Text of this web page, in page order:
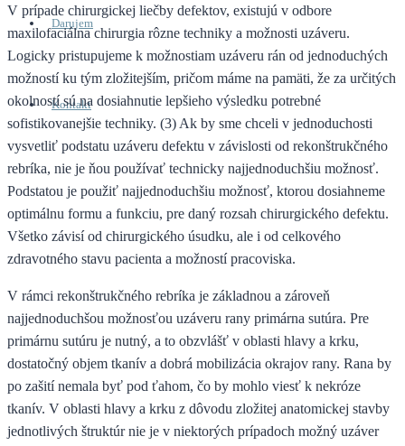
Darujem
Kontakt
V prípade chirurgickej liečby defektov, existujú v odbore
maxilofaciálna chirurgia rôzne techniky a možnosti uzáveru.
Logicky pristupujeme k možnostiam uzáveru rán od jednoduchých
možností ku tým zložitejším, pričom máme na pamäti, že za určitých
okolností sú na dosiahnutie lepšieho výsledku potrebné
sofistikovanejšie techniky. (3) Ak by sme chceli v jednoduchosti
vysvetliť podstatu uzáveru defektu v závislosti od rekonštrukčného
rebríka, nie je ňou používať technicky najjednoduchšiu možnosť.
Podstatou je použiť najjednoduchšiu možnosť, ktorou dosiahneme
optimálnu formu a funkciu, pre daný rozsah chirurgického defektu.
Všetko závisí od chirurgického úsudku, ale i od celkového
zdravotného stavu pacienta a možností pracoviska.
V rámci rekonštrukčného rebríka je základnou a zároveň
najjednoduchšou možnosťou uzáveru rany primárna sutúra. Pre
primárnu sutúru je nutný, a to obzvlášť v oblasti hlavy a krku,
dostatočný objem tkanív a dobrá mobilizácia okrajov rany. Rana by
po zašití nemala byť pod ťahom, čo by mohlo viesť k nekróze
tkanív. V oblasti hlavy a krku z dôvodu zložitej anatomickej stavby
jednotlivých štruktúr nie je v niektorých prípadoch možný uzáver